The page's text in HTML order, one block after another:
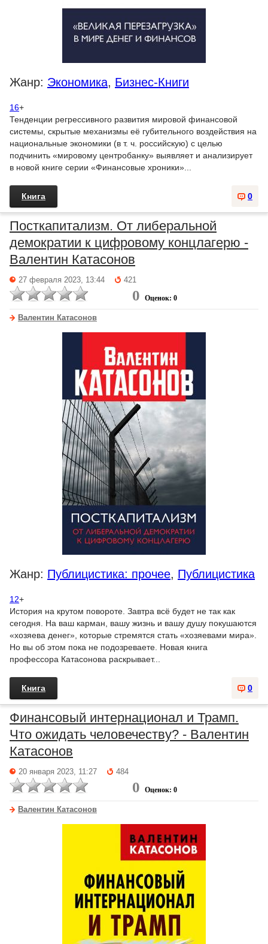
Жанр: Экономика, Бизнес-Книги
16+
Тенденции регрессивного развития мировой финансовой
системы, скрытые механизмы её губительного воздействия на
национальные экономики (в т. ч. российскую) с целью
подчинить «мировому центробанку» выявляет и анализирует
в новой книге серии «Финансовые хроники»...
0
Книга
Посткапитализм. От либеральной
демократии к цифровому концлагерю -
Валентин Катасонов
27 февраля 2023, 13:44 421
0 Оценок: 0
Валентин Катасонов
Жанр: Публицистика: прочее, Публицистика
12+
История на крутом повороте. Завтра всё будет не так как
сегодня. На ваш карман, вашу жизнь и вашу душу покушаются
«хозяева денег», которые стремятся стать «хозяевами мира».
Но вы об этом пока не подозреваете. Новая книга
профессора Катасонова раскрывает...
0
Книга
Финансовый интернационал и Трамп.
Что ожидать человечеству? - Валентин
Катасонов
20 января 2023, 11:27 484
0 Оценок: 0
Валентин Катасонов